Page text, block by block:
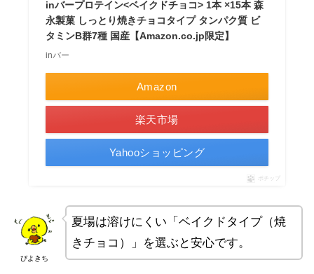
inバープロテイン<ベイクドチョコ> 1本 ×15本 森
永製菓 しっとり焼きチョコタイプ タンパク質 ビ
タミンB群7種 国産【Amazon.co.jp限定】
inバー
Amazon
楽天市場
Yahooショッピング
ポチップ
ぴよきち
夏場は溶けにくい「ベイクドタイプ（焼
きチョコ）」を選ぶと安心です。